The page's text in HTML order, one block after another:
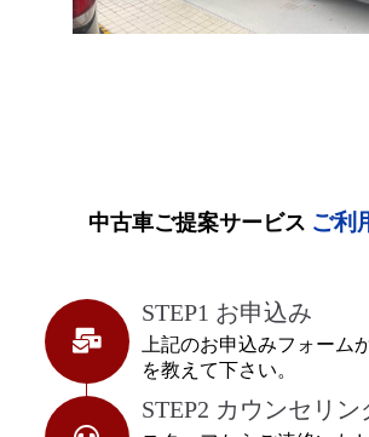
中古車ご提案サービス ご利
STEP1 お申込み
上記のお申込みフォーム
を教えて下さい。
STEP2 カウンセリン